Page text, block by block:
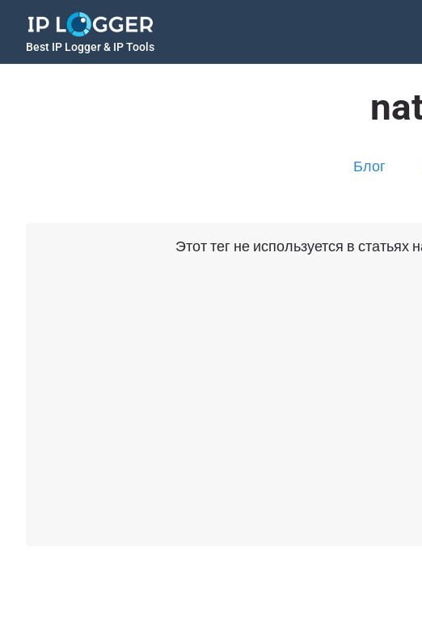
Best IP Logger & IP Tools
Блог